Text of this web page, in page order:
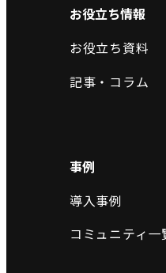
お役立ち情報
お役立ち資料
記事・コラム
事例
導入事例
コミュニティ一